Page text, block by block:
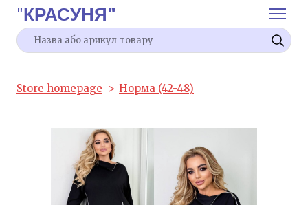
"КРАСУНЯ"
Store homepage Норма (42-48)